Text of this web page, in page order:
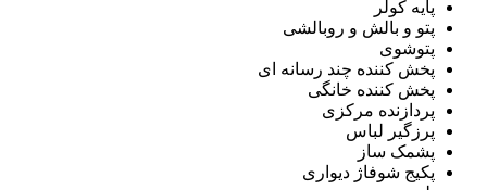
پایه کولر
پتو و بالش و روبالشی
پتوشوی
پخش کننده چند رسانه ای
پخش کننده خانگی
پردازنده مرکزی
پرزگیر لباس
پشمک ساز
پکیج شوفاژ دیواری